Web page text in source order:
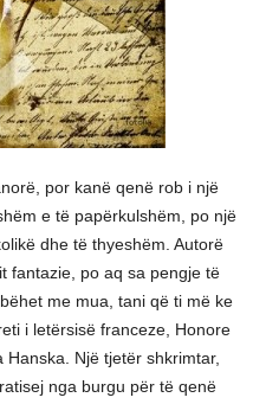
por kanë qenë rob i një
e të papërkulshëm, po një
dhe të thyeshëm. Autorë
fantazie, po aq sa pengje të
me mua, tani që ti më ke
i letërsisë franceze, Honore
Një tjetër shkrimtar,
nga burgu për të qenë